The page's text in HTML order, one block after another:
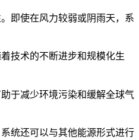
即使在风力较弱或阴雨天，系
技术的不断进步和规模化生
于减少环境污染和缓解全球气
统还可以与其他能源形式进行